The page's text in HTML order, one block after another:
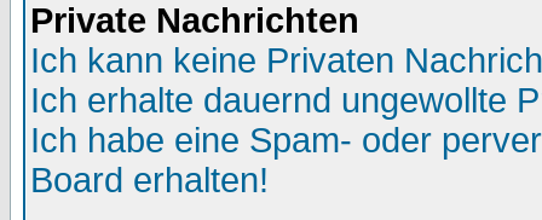
Private Nachrichten
Ich kann keine Privaten
Ich erhalte dauernd ungewollte
Ich habe eine Spam- oder
Board erhalten!